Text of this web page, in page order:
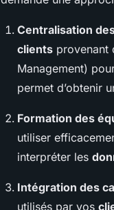
Centralisation
clients provenant
Management)
permet d’obtenir
Formation des
utiliser
interpréter les
Intégration des
utilisés par vos